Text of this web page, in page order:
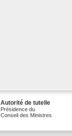
Autorité de tutelle
Présidence du
Conseil des Ministres